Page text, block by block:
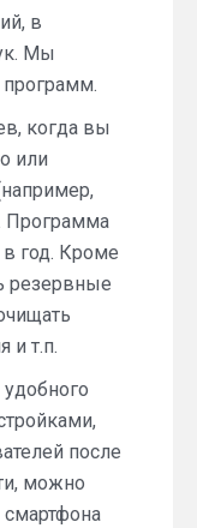
в
Мы
когда вы
или
Программа
год. Кроме
резервные
и т.п.
после
можно